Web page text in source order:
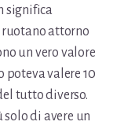
significa
ruotano attorno
un vero valore
poteva valere 10
tutto diverso.
di avere un